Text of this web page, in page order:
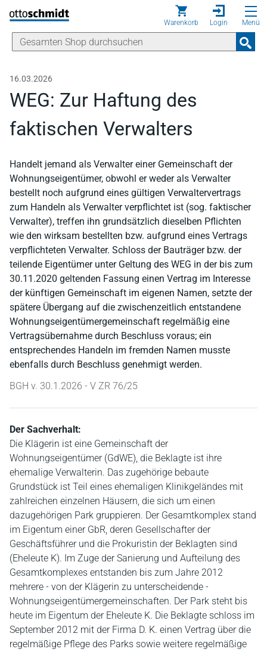
Direkt zum Inhalt
Warenkorb Login Menü
16.03.2026
WEG: Zur Haftung des
faktischen Verwalters
Handelt jemand als Verwalter einer Gemeinschaft der
Wohnungseigentümer, obwohl er weder als Verwalter
bestellt noch aufgrund eines gültigen Verwaltervertrags
zum Handeln als Verwalter verpflichtet ist (sog. faktischer
Verwalter), treffen ihn grundsätzlich dieselben Pflichten
wie den wirksam bestellten bzw. aufgrund eines Vertrags
verpflichteten Verwalter. Schloss der Bauträger bzw. der
teilende Eigentümer unter Geltung des WEG in der bis zum
30.11.2020 geltenden Fassung einen Vertrag im Interesse
der künftigen Gemeinschaft im eigenen Namen, setzte der
spätere Übergang auf die zwischenzeitlich entstandene
Wohnungseigentümergemeinschaft regelmäßig eine
Vertragsübernahme durch Beschluss voraus; ein
entsprechendes Handeln im fremden Namen musste
ebenfalls durch Beschluss genehmigt werden.
BGH v. 30.1.2026 - V ZR 76/25
Der Sachverhalt:
Die Klägerin ist eine Gemeinschaft der
Wohnungseigentümer (GdWE), die Beklagte ist ihre
ehemalige Verwalterin. Das zugehörige bebaute
Grundstück ist Teil eines ehemaligen Klinikgeländes mit
zahlreichen einzelnen Häusern, die sich um einen
dazugehörigen Park gruppieren. Der Gesamtkomplex stand
im Eigentum einer GbR, deren Gesellschafter der
Geschäftsführer und die Prokuristin der Beklagten sind
(Eheleute K). Im Zuge der Sanierung und Aufteilung des
Gesamtkomplexes entstanden bis zum Jahre 2012
mehrere - von der Klägerin zu unterscheidende -
Wohnungseigentümergemeinschaften. Der Park steht bis
heute im Eigentum der Eheleute K. Die Beklagte schloss im
September 2012 mit der Firma D. K. einen Vertrag über die
regelmäßige Pflege des Parks sowie weitere regelmäßige